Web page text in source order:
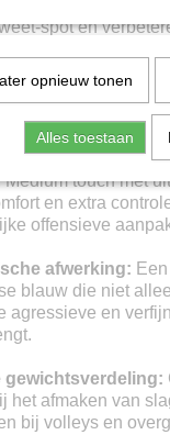
spot en
frame:
structuur
botsingen
Medium touch met
en extra
offensieve
afwerking:
blauw die niet
agressieve en
gewichtsverdeling:
het afmaken van
bij volleys en
opnieuw tonen
Alles toestaan